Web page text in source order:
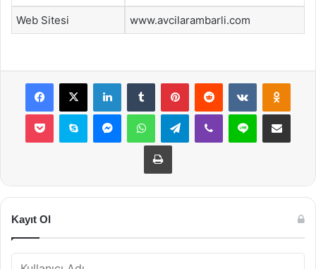
Web Sitesi www.avcilarambarli.com
Facebook
X LinkedInTumblr PinterestReddit VKontakte
Pocket Skype MessengerWhatsAppTelegramViber Line E-Posta ile
Yazdır
Kayıt Ol